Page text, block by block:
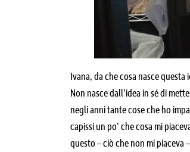
Ivana, da che cosa nasce
Non nasce dall’idea in sé di
negli anni tante cose che ho
capissi un po’ che cosa mi
questo – ciò che non mi piaceva